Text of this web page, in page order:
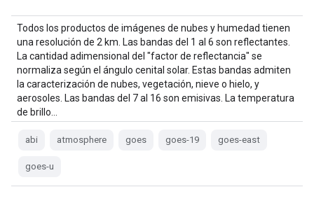
Todos los productos de imágenes de nubes y humedad tienen
una resolución de 2 km. Las bandas del 1 al 6 son reflectantes.
La cantidad adimensional del "factor de reflectancia" se
normaliza según el ángulo cenital solar. Estas bandas admiten
la caracterización de nubes, vegetación, nieve o hielo, y
aerosoles. Las bandas del 7 al 16 son emisivas. La temperatura
de brillo…
abi atmosphere goes goes-19 goes-east
goes-u